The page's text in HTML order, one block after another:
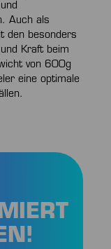
Auch als
den besonders
Kraft beim
von 600g
eine optimale